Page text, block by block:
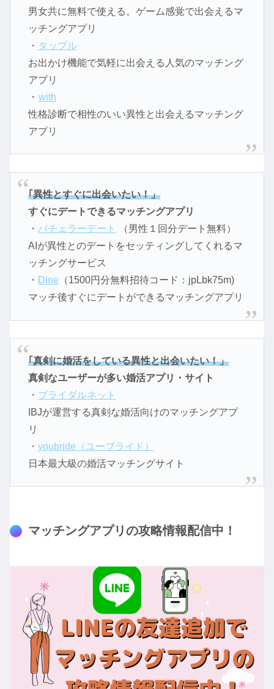
男女共に無料で使える。ゲーム感覚で出会えるマ
ッチングアプリ
・ タップル
お出かけ機能で気軽に出会える人気のマッチング
アプリ
・ with
性格診断で相性のいい異性と出会えるマッチング
アプリ
｢異性とすぐに出会いたい！」
すぐにデートできるマッチングアプリ
・ バチェラーデート
（男性１回分デート無料）
AIが異性とのデートをセッティングしてくれるマ
ッチングサービス
・ Dine （1500円分無料招待コード：jpLbk75m)
マッチ後すぐにデートができるマッチングアプリ
｢真剣に婚活をしている異性と出会いたい！」
真剣なユーザーが多い婚活アプリ・サイト
・ ブライダルネット
IBJが運営する真剣な婚活向けのマッチングアプ
リ
・ youbride（ユーブライド）
日本最大級の婚活マッチングサイト
マッチングアプリの攻略情報配信中！